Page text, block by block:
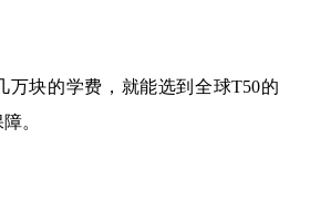
万块的学费，就能选到全球T50的
。